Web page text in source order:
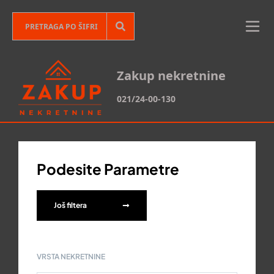
Zakup nekretnine
021/24-00-130
Podesite Parametre
Još filtera
VRSTA NEKRETNINE